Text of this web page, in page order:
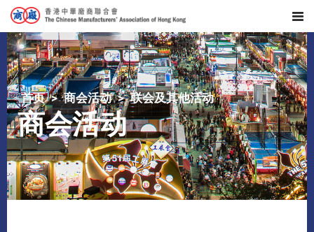
首页 商会活动 联会及其他活动
商会活动